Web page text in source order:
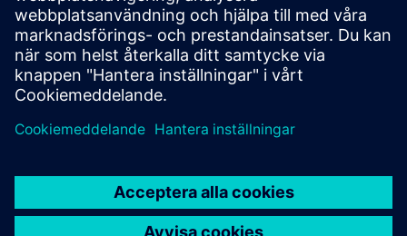
Läs mer